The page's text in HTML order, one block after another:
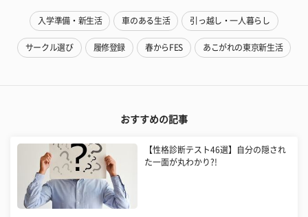
入学準備・新生活 車のある生活 引っ越し・一人暮らし
サークル選び 履修登録 春からFES あこがれの東京新生活
おすすめの記事
【性格診断テスト46選】自分の隠され
た一面が丸わかり?!